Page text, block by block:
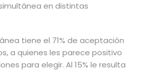
en distintas
tiene el 71% de aceptación
a quienes les parece positivo
para elegir. Al 15% le resulta